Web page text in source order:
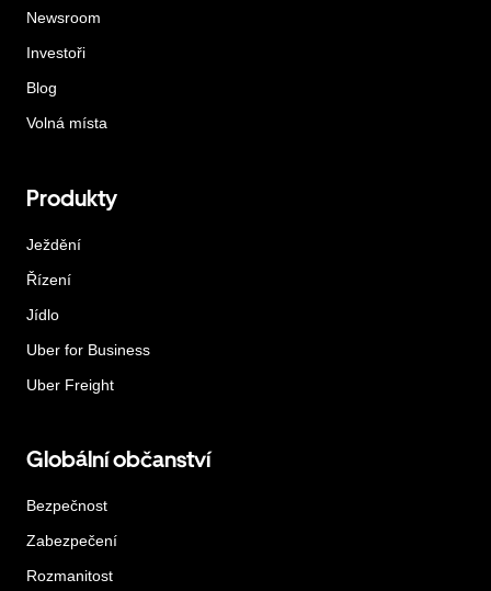
Newsroom
Investoři
Blog
Volná místa
Produkty
Ježdění
Řízení
Jídlo
Uber for Business
Uber Freight
Globální občanství
Bezpečnost
Zabezpečení
Rozmanitost